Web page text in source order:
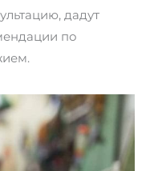
дадут
по